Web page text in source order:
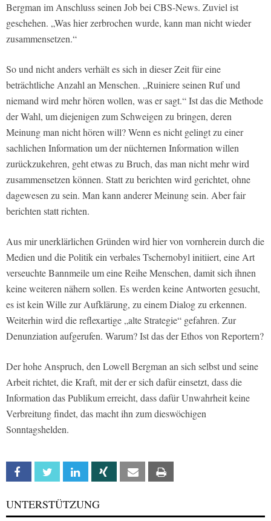
Bergman im Anschluss seinen Job bei CBS-News. Zuviel ist
geschehen. „Was hier zerbrochen wurde, kann man nicht wieder
zusammensetzen.“
So und nicht anders verhält es sich in dieser Zeit für eine
beträchtliche Anzahl an Menschen. „Ruiniere seinen Ruf und
niemand wird mehr hören wollen, was er sagt.“ Ist das die Methode
der Wahl, um diejenigen zum Schweigen zu bringen, deren
Meinung man nicht hören will? Wenn es nicht gelingt zu einer
sachlichen Information um der nüchternen Information willen
zurückzukehren, geht etwas zu Bruch, das man nicht mehr wird
zusammensetzen können. Statt zu berichten wird gerichtet, ohne
dagewesen zu sein. Man kann anderer Meinung sein. Aber fair
berichten statt richten.
Aus mir unerklärlichen Gründen wird hier von vornherein durch die
Medien und die Politik ein verbales Tschernobyl initiiert, eine Art
verseuchte Bannmeile um eine Reihe Menschen, damit sich ihnen
keine weiteren nähern sollen. Es werden keine Antworten gesucht,
es ist kein Wille zur Aufklärung, zu einem Dialog zu erkennen.
Weiterhin wird die reflexartige „alte Strategie“ gefahren. Zur
Denunziation aufgerufen. Warum? Ist das der Ethos von Reportern?
Der hohe Anspruch, den Lowell Bergman an sich selbst und seine
Arbeit richtet, die Kraft, mit der er sich dafür einsetzt, dass die
Information das Publikum erreicht, dass dafür Unwahrheit keine
Verbreitung findet, das macht ihn zum dieswöchigen
Sonntagshelden.
Facebook Twitter Linkedin Xing Email
UNTERSTÜTZUNG